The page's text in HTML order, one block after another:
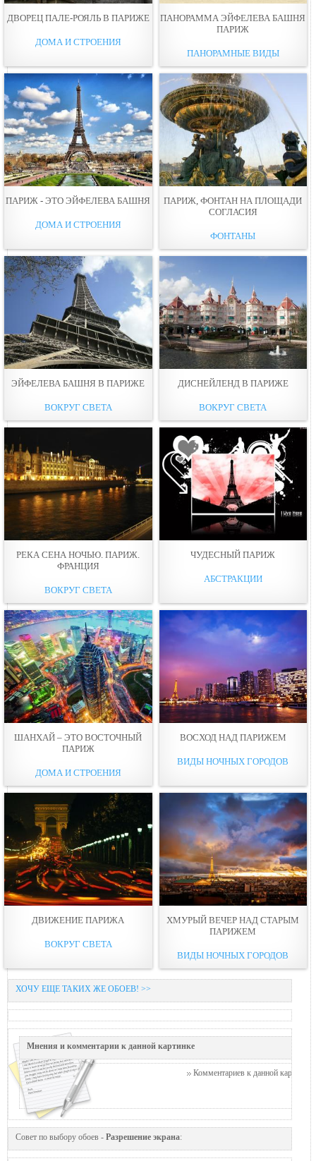
ДВОРЕЦ ПАЛЕ-РОЯЛЬ В ПАРИЖЕ
ДОМА И СТРОЕНИЯ
ПАНОРАММА ЭЙФЕЛЕВА БАШНЯ
ПАРИЖ
ПАНОРАМНЫЕ ВИДЫ
ПАРИЖ - ЭТО ЭЙФЕЛЕВА БАШНЯ
ДОМА И СТРОЕНИЯ
ПАРИЖ, ФОНТАН НА ПЛОЩАДИ
СОГЛАСИЯ
ФОНТАНЫ
ЭЙФЕЛЕВА БАШНЯ В ПАРИЖЕ
ВОКРУГ СВЕТА
ДИСНЕЙЛЕНД В ПАРИЖЕ
ВОКРУГ СВЕТА
РЕКА СЕНА НОЧЬЮ. ПАРИЖ.
ФРАНЦИЯ
ВОКРУГ СВЕТА
ЧУДЕСНЫЙ ПАРИЖ
АБСТРАКЦИИ
ШАНХАЙ – ЭТО ВОСТОЧНЫЙ
ПАРИЖ
ДОМА И СТРОЕНИЯ
ВОСХОД НАД ПАРИЖЕМ
ВИДЫ НОЧНЫХ ГОРОДОВ
ДВИЖЕНИЕ ПАРИЖА
ВОКРУГ СВЕТА
ХМУРЫЙ ВЕЧЕР НАД СТАРЫМ
ПАРИЖЕМ
ВИДЫ НОЧНЫХ ГОРОДОВ
ХОЧУ ЕЩЕ ТАКИХ ЖЕ ОБОЕВ! >>
Мнения и комментарии к данной картинке
Комментариев к данной картинке
Совет по выбору обоев - Разрешение экрана: